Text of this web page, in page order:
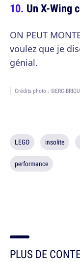
Un X-Wing
ON PEUT
voulez que je
génial.
Crédits photo : ©ERC-
LEGO insolite
performance
PLUS DE